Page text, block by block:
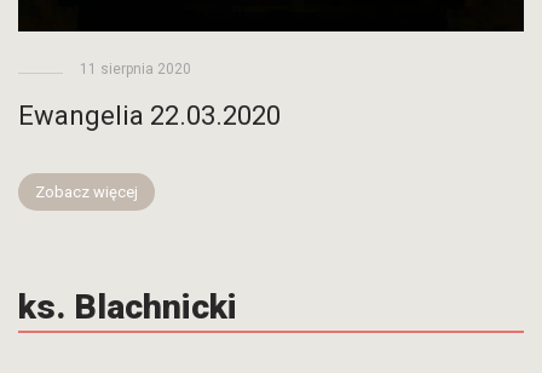
11 sierpnia 2020
Ewangelia 22.03.2020
Zobacz więcej
ks. Blachnicki